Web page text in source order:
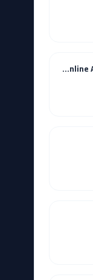
Sword Art Online Alternative: Gun Gale Online